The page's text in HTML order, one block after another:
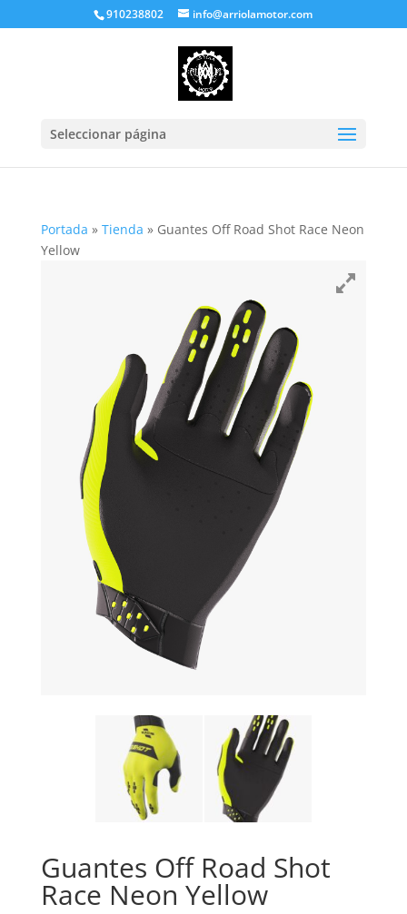
910238802 info@arriolamotor.com
Seleccionar página
Portada » Tienda » Guantes Off Road Shot Race Neon
Yellow
Guantes Off Road Shot
Race Neon Yellow